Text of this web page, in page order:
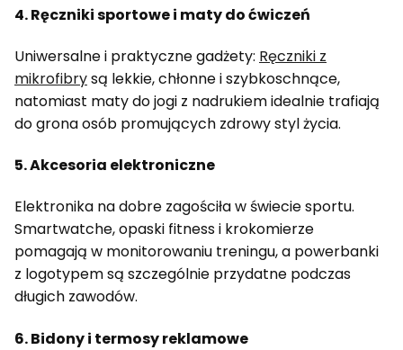
4. Ręczniki sportowe i maty do ćwiczeń
Uniwersalne i praktyczne gadżety: Ręczniki z
mikrofibrysą lekkie, chłonne i szybkoschnące,
natomiast maty do jogi z nadrukiem idealnie trafiają
do grona osób promujących zdrowy styl życia.
5. Akcesoria elektroniczne
Elektronika na dobre zagościła w świecie sportu.
Smartwatche, opaski fitness i krokomierze
pomagają w monitorowaniu treningu, a powerbanki
z logotypem są szczególnie przydatne podczas
długich zawodów.
6. Bidony i termosy reklamowe